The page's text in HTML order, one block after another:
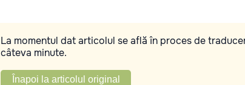
La momentul dat articolul se află în proces de
câteva minute.
Înapoi la articolul original